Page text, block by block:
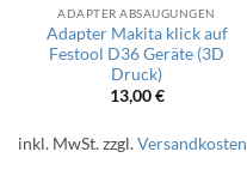
ADAPTER ABSAUGUNGEN
Adapter Makita klick auf
Festool D36 Geräte (3D
Druck)
13,00€
inkl. MwSt.zzgl.Versandkosten